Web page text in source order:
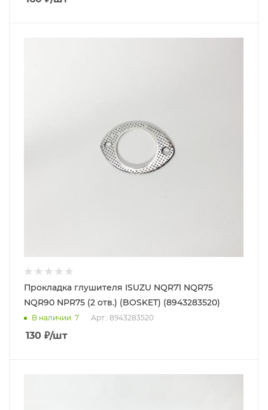
Прокладка глушителя ISUZU NQR71 NQR75
NQR90 NPR75 (2 отв.) (BOSKET) (8943283520)
В наличии: 7 Арт.: 8943283520
130 ₽/шт